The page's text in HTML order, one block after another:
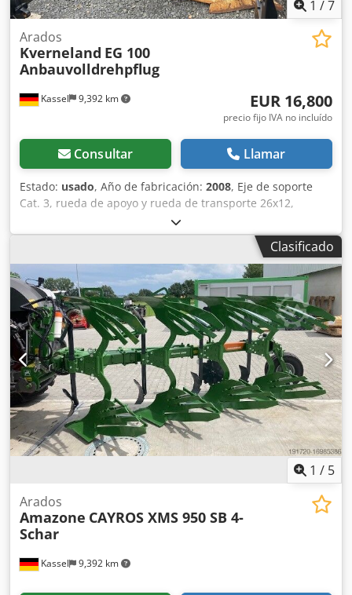
1 /7
Kassel 9,392 km
Arados
Kverneland EG 100
Anbauvolldrehpflug
EUR 16,800
precio fijo IVA no incluído
Consultar Llamar
Estado: usado, Año de fabricación: 2008, Eje de soporte
Cat. 3, rueda de apoyo y rueda de transporte 26x12,
modelo EG 100/300/77RH / Ajuste hidráulico del ancho de
corte de los cuerpos de franja nº 30, insertos para maíz /
Placas de inserción para paja, cortadores de disco,
protección contra sobrecarga con hojas de resorte
adicionales / Dedpfx Ajtia Dbehisck
Clasificado
1 / 5
Kassel 9,392 km
Arados
Amazone CAYROS XMS 950 SB 4-
Schar